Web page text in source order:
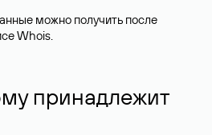
можно получить после
Whois.
принадлежит